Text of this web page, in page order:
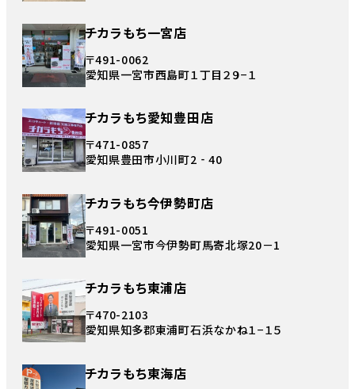
チカラもち一宮店
〒491-0062
愛知県一宮市西島町１丁目２９−１
チカラもち愛知豊田店
〒471-0857
愛知県豊田市小川町2‐40
チカラもち今伊勢町店
〒491-0051
愛知県一宮市今伊勢町馬寄北塚20－1
チカラもち東浦店
〒470-2103
愛知県知多郡東浦町石浜なかね１−１５
チカラもち東海店